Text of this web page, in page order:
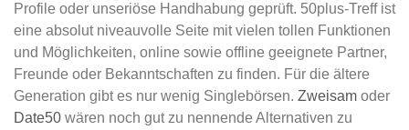
Profile oder unseriöse Handhabung geprüft. 50plus-Treff ist
eine absolut niveauvolle Seite mit vielen tollen Funktionen
und Möglichkeiten, online sowie offline geeignete Partner,
Freunde oder Bekanntschaften zu finden. Für die ältere
Generation gibt es nur wenig Singlebörsen. Zweisam oder
Date50 wären noch gut zu nennende Alternativen zu